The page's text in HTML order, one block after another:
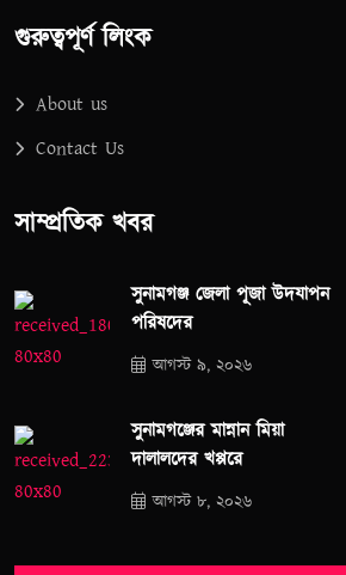
গুরুত্বপূর্ণ লিংক
About us
Contact Us
সাম্প্রতিক খবর
সুনামগঞ্জ জেলা পূজা উদযাপন
পরিষদের
আগস্ট ৯, ২০২৬
সুনামগঞ্জের মান্নান মিয়া
দালালদের খপ্পরে
আগস্ট ৮, ২০২৬